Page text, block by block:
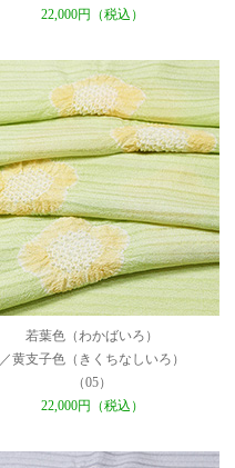
22,000円（税込）
若葉色（わかばいろ）
／黄支子色（きくちなしいろ）
（05）
22,000円（税込）